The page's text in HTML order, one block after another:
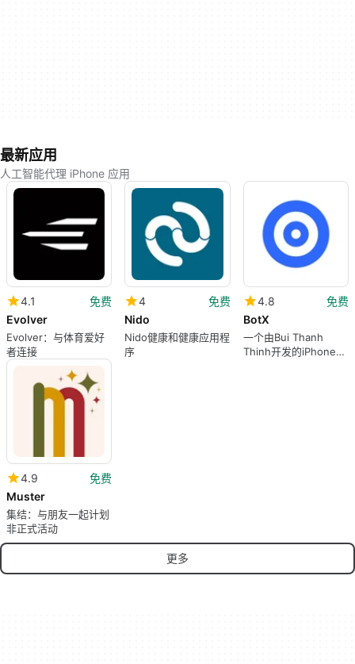
最新应用
人工智能代理 iPhone 应用
4.1
免费
Evolver
Evolver：与体育爱好
者连接
4
免费
Nido
Nido健康和健康应用程
序
4.8
免费
BotX
一个由Bui Thanh
Thinh开发的iPhone免
4.9
免费
Muster
集结：与朋友一起计划
非正式活动
更多